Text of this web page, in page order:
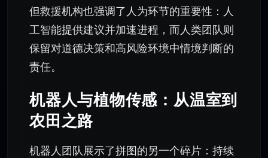
但救援机构也强调了人为环节的重要性：人
工智能提供建议并加速进程，而人类团队则
保留对道德决策和高风险环境中情境判断的
责任。
机器人与植物传感：从温室到
农田之路
机器人团队展示了拼图的另一个碎片：持续